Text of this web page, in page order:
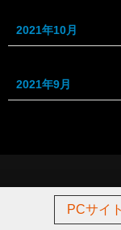
2021年10月
2021年9月
PCサイト